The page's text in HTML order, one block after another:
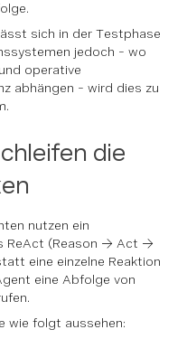
sich in der Testphase
jedoch – wo
operative
abhängen – wird dies zu
die
nutzen ein
ReAct (Reason → Act →
eine einzelne Reaktion
eine Abfolge von
wie folgt aussehen: